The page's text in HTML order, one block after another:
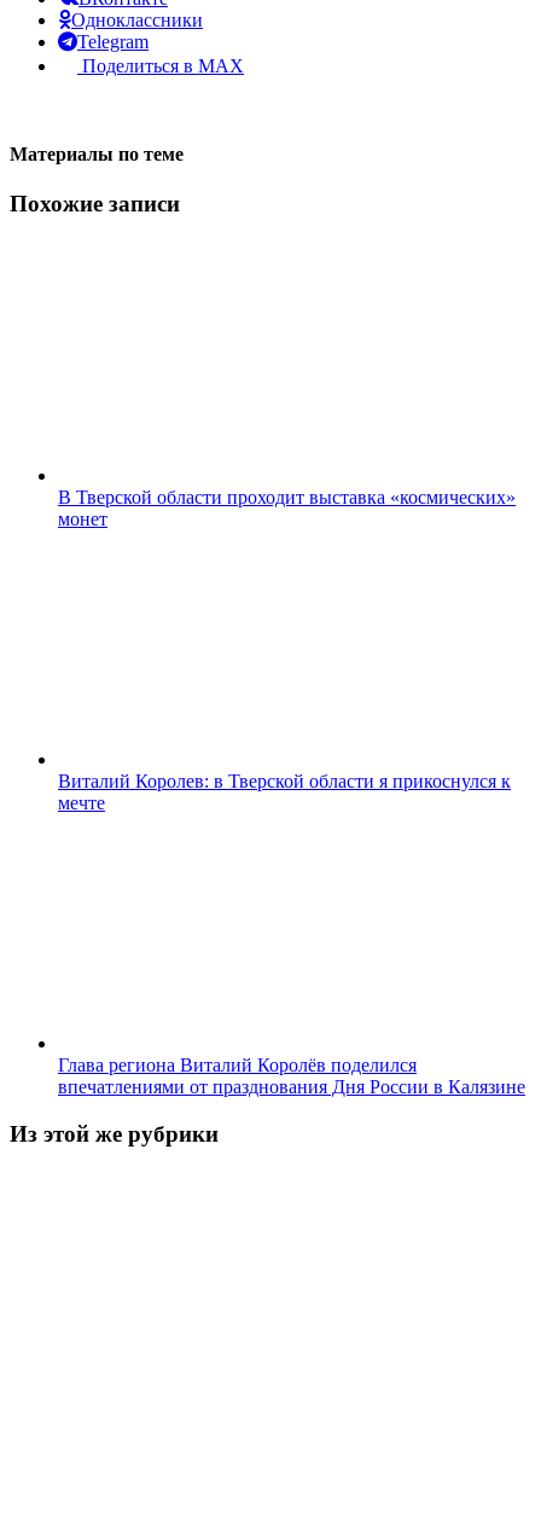
Одноклассники
Telegram
Поделиться в MAX
Материалы по теме
Похожие записи
В Тверской области проходит выставка «космических»
монет
Виталий Королев: в Тверской области я прикоснулся к
мечте
Глава региона Виталий Королёв поделился
впечатлениями от празднования Дня России в Калязине
Из этой же рубрики